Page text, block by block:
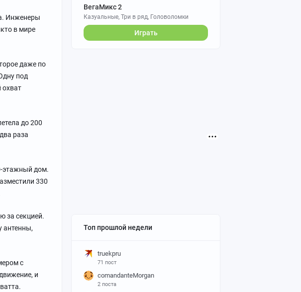
ВегаМикс 2
Казуальные, Три в ряд, Головоломки
Играть
Топ прошлой недели
truekpru
71 пост
comandanteMorgan
2 поста
Инженеры
в мире
даже по
под
до 200
раза
этажный дом.
330
за секцией.
антенны,
с
и